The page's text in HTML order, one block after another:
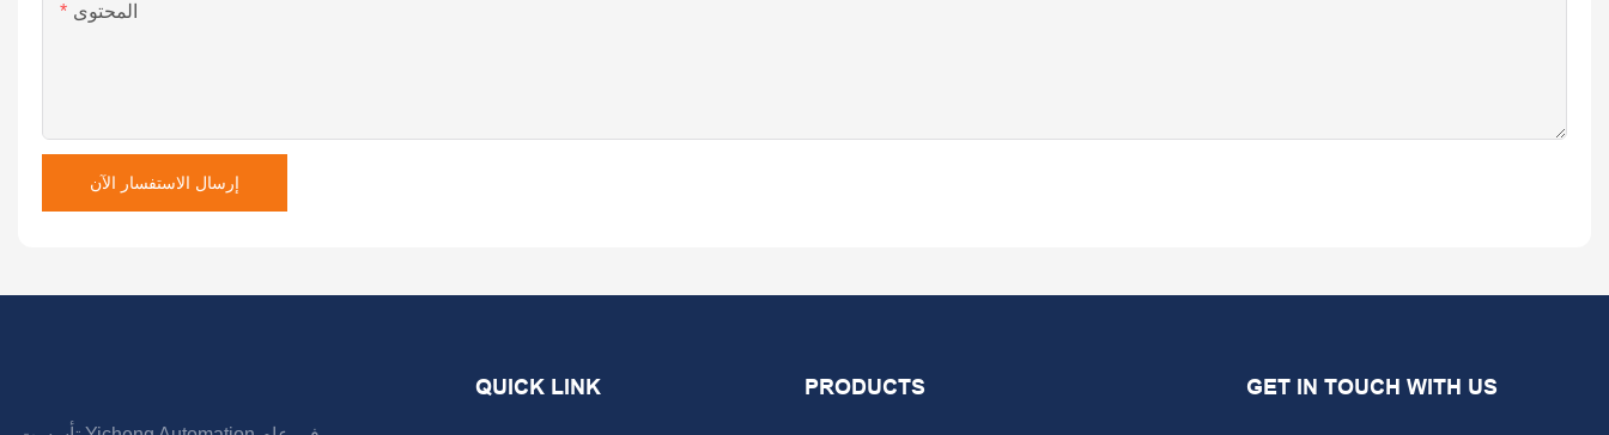
المحتوى
إرسال الاستفسار الآن
QUICK LINK PRODUCTS GET IN TOUCH WITH US